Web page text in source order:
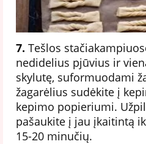
7. Tešlos
nedidelius pjūvius ir
skylutę, suformuodami
žagarėlius sudėkite į
kepimo popieriumi.
pašaukite į jau įkaitintą
15-20 minučių.